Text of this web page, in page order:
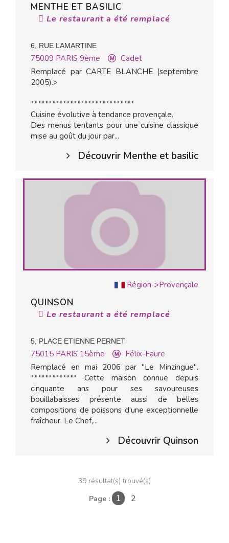
MENTHE ET BASILIC
Le restaurant a été remplacé
6, RUE LAMARTINE
75009 PARIS 9ème
Cadet
Remplacé par CARTE BLANCHE (septembre
2005).>
*****************************
Cuisine évolutive à tendance provençale.
Des menus tentants pour une cuisine classique
mise au goût du jour par...
Découvrir Menthe et basilic
Région->Provençale
QUINSON
Le restaurant a été remplacé
5, PLACE ETIENNE PERNET
75015 PARIS 15ème
Félix-Faure
Remplacé en mai 2006 par "Le Minzingue".
************* Cette maison connue depuis
cinquante ans pour ses savoureuses
bouillabaisses présente aussi de belles
compositions de poissons d'une exceptionnelle
fraîcheur. Le Chef,...
Découvrir Quinson
39 résultat(s) trouvé(s)
Page :
1 2